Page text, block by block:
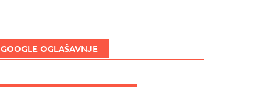
GOOGLE OGLAŠAVNJE